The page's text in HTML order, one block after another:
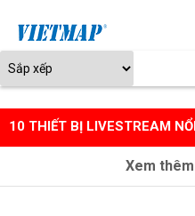
10 THIẾT BỊ LIVESTREAM
Xem thêm